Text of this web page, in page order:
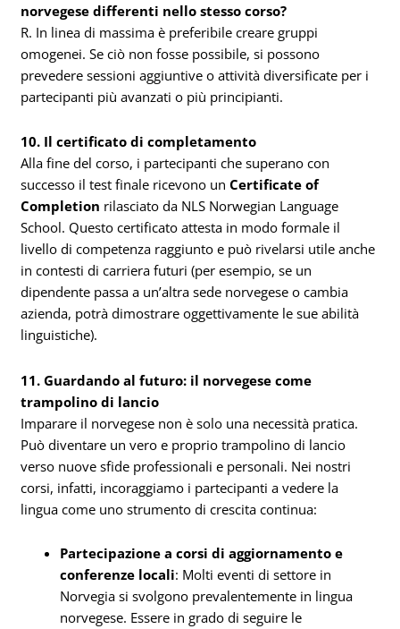
norvegese differenti nello stesso corso?
R. In linea di massima è preferibile creare gruppi
omogenei. Se ciò non fosse possibile, si possono
prevedere sessioni aggiuntive o attività diversificate per i
partecipanti più avanzati o più principianti.
10. Il certificato di completamento
Alla fine del corso, i partecipanti che superano con
successo il test finale ricevono unCertificate of
Completion rilasciato da NLS Norwegian Language
School. Questo certificato attesta in modo formale il
livello di competenza raggiunto e può rivelarsi utile anche
in contesti di carriera futuri (per esempio, se un
dipendente passa a un’altra sede norvegese o cambia
azienda, potrà dimostrare oggettivamente le sue abilità
linguistiche).
11. Guardando al futuro: il norvegese come
trampolino di lancio
Imparare il norvegese non è solo una necessità pratica.
Può diventare un vero e proprio trampolino di lancio
verso nuove sfide professionali e personali. Nei nostri
corsi, infatti, incoraggiamo i partecipanti a vedere la
lingua come uno strumento di crescita continua:
Partecipazione a corsi di aggiornamento e
conferenze locali: Molti eventi di settore in
Norvegia si svolgono prevalentemente in lingua
norvegese. Essere in grado di seguire le